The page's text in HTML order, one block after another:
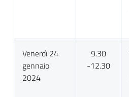
Venerdì 24
gennaio
2024
9.30
-12.30